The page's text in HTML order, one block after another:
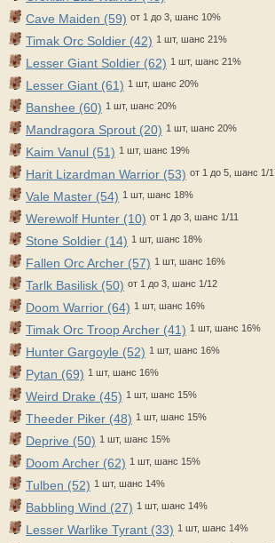
Cave Maiden (59) от 1 до 3, шанс 10%
Timak Orc Soldier (42) 1 шт, шанс 21%
Lesser Giant Soldier (62) 1 шт, шанс 21%
Lesser Giant (61) 1 шт, шанс 20%
Banshee (60) 1 шт, шанс 20%
Mandragora Sprout (20) 1 шт, шанс 20%
Kaim Vanul (51) 1 шт, шанс 19%
Harit Lizardman Warrior (53) от 1 до 5, шанс 1/
Vale Master (54) 1 шт, шанс 18%
Werewolf Hunter (10) от 1 до 3, шанс 1/11
Stone Soldier (14) 1 шт, шанс 18%
Fallen Orc Archer (57) 1 шт, шанс 16%
Tarlk Basilisk (50) от 1 до 3, шанс 1/12
Doom Warrior (64) 1 шт, шанс 16%
Timak Orc Troop Archer (41) 1 шт, шанс 16%
Hunter Gargoyle (52) 1 шт, шанс 16%
Pytan (69) 1 шт, шанс 16%
Weird Drake (45) 1 шт, шанс 15%
Theeder Piker (48) 1 шт, шанс 15%
Deprive (50) 1 шт, шанс 15%
Doom Archer (62) 1 шт, шанс 15%
Tulben (52) 1 шт, шанс 14%
Babbling Wind (27) 1 шт, шанс 14%
Lesser Warlike Tyrant (33) 1 шт, шанс 14%